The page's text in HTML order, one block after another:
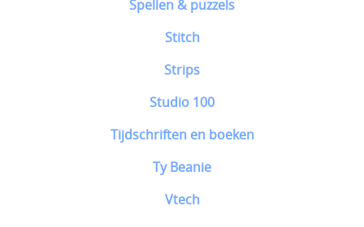
Spellen & puzzels
Stitch
Strips
Studio 100
Tijdschriften en boeken
Ty Beanie
Vtech